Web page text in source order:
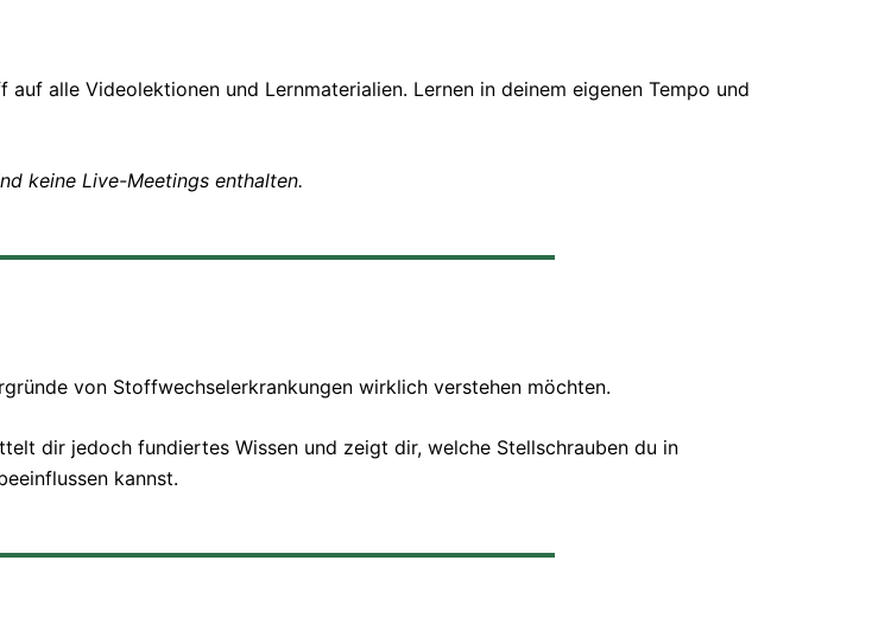
alle Videolektionen und Lernmaterialien. Lernen in deinem eigenen Tempo und
keine Live-Meetings enthalten.
von Stoffwechselerkrankungen wirklich verstehen möchten.
dir jedoch fundiertes Wissen und zeigt dir, welche Stellschrauben du in
kannst.